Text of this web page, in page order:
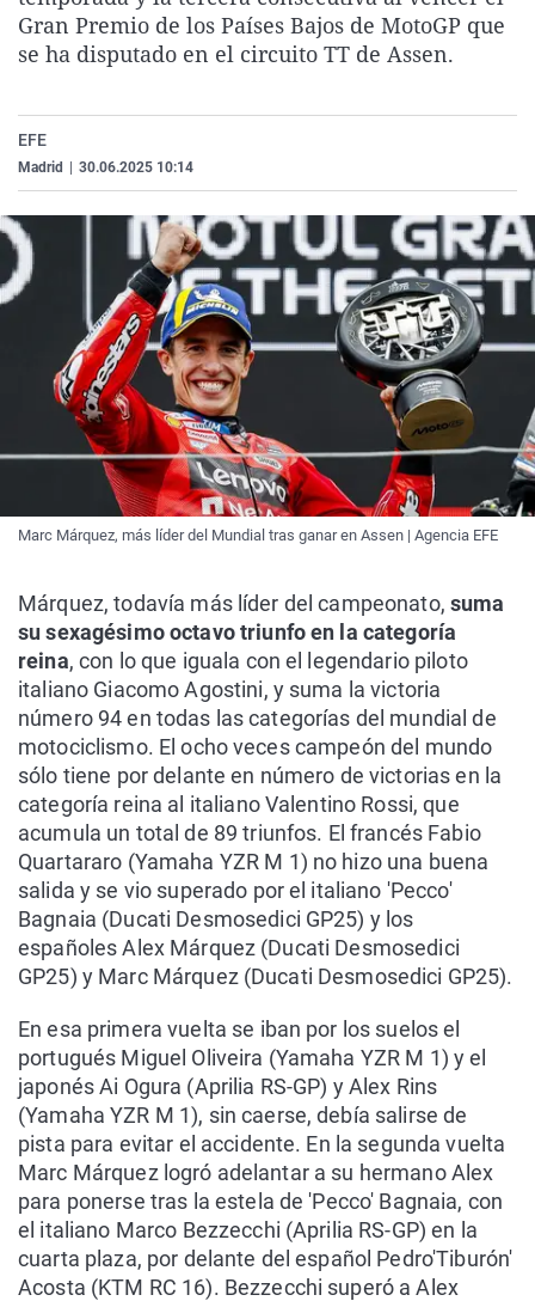
La rosa de los vientos
Gente viajera
Caso
Retornados
Extremadura
Galicia
País Vasco
Virales
Televisión
Gran Premio de los Países Bajos de MotoGP que
se ha disputado en el circuito TT de Assen.
EFE
Madrid 30.06.2025 10:14
Marc Márquez, más líder del Mundial tras ganar en Assen | Agencia EFE
Márquez, todavía más líder del campeonato,suma
su sexagésimo octavo triunfo en la categoría
reina, con lo que iguala con el legendario piloto
italiano Giacomo Agostini, y suma la victoria
número 94 en todas las categorías del mundial de
motociclismo. El ocho veces campeón del mundo
sólo tiene por delante en número de victorias en la
categoría reina al italiano Valentino Rossi, que
acumula un total de 89 triunfos. El francés Fabio
Quartararo (Yamaha YZR M 1) no hizo una buena
salida y se vio superado por el italiano 'Pecco'
Bagnaia (Ducati Desmosedici GP25) y los
españoles Alex Márquez (Ducati Desmosedici
GP25) y Marc Márquez (Ducati Desmosedici GP25).
En esa primera vuelta se iban por los suelos el
portugués Miguel Oliveira (Yamaha YZR M 1) y el
japonés Ai Ogura (Aprilia RS-GP) y Alex Rins
(Yamaha YZR M 1), sin caerse, debía salirse de
pista para evitar el accidente. En la segunda vuelta
Marc Márquez logró adelantar a su hermano Alex
para ponerse tras la estela de 'Pecco' Bagnaia, con
el italiano Marco Bezzecchi (Aprilia RS-GP) en la
cuarta plaza, por delante del español Pedro'Tiburón'
Acosta (KTM RC 16). Bezzecchi superó a Alex